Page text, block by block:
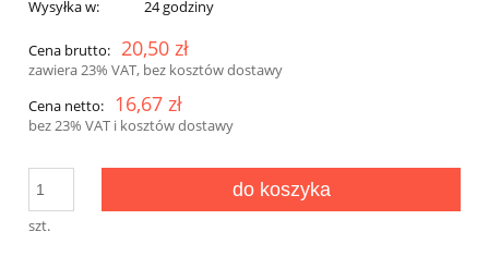
Wysyłka w:
24 godziny
Cena brutto: 20,50 zł
zawiera 23% VAT, bez kosztów dostawy
Cena netto:
16,67 zł
bez 23% VAT i kosztów dostawy
szt.
do koszyka